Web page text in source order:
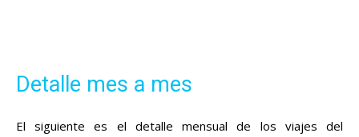
Detalle mes a mes
El siguiente es el detalle mensual de los viajes del